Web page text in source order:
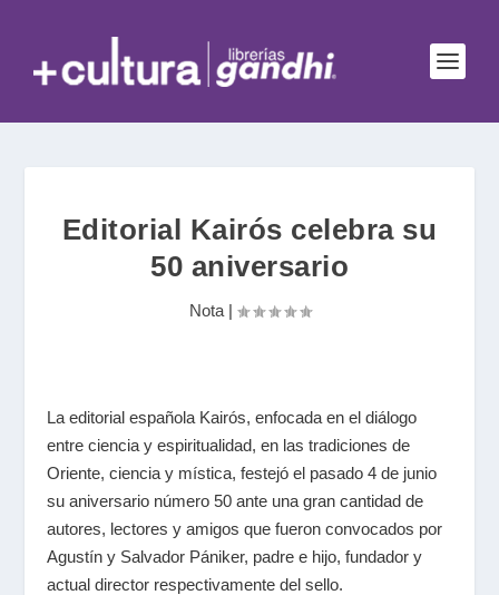
Editorial Kairós celebra su
50 aniversario
Nota|
La editorial española Kairós, enfocada en el diálogo
entre ciencia y espiritualidad, en las tradiciones de
Oriente, ciencia y mística, festejó el pasado 4 de junio
su aniversario número 50 ante una gran cantidad de
autores, lectores y amigos que fueron convocados por
Agustín y Salvador Pániker, padre e hijo, fundador y
actual director respectivamente del sello.